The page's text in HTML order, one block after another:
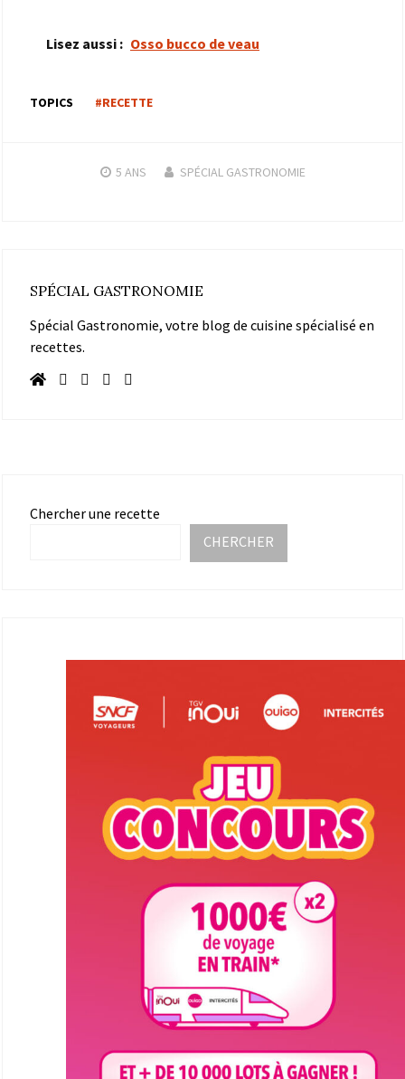
Lisez aussi : Osso bucco de veau
TOPICS #RECETTE
5 ANS SPÉCIAL GASTRONOMIE
SPÉCIAL GASTRONOMIE
Spécial Gastronomie, votre blog de cuisine spécialisé en
recettes.
Chercher une recette
CHERCHER